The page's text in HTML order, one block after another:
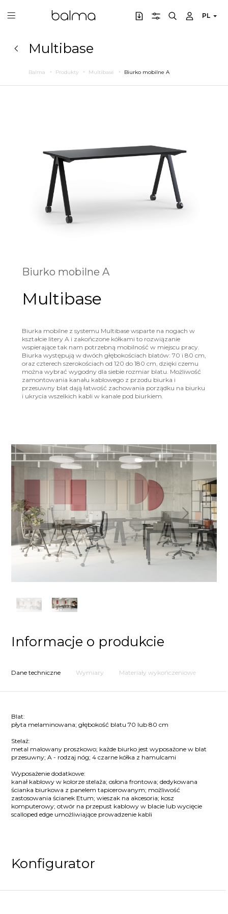
PL
Multibase
Balma Produkty Multibase Biurko mobilne A
Biurko mobilne A
Multibase
Biurka mobilne z systemu Multibase wsparte na nogach w
kształcie litery A i zakończone kółkami to rozwiązanie
wspierające tak nam potrzebną mobilność w miejscu pracy.
Biurka występują w dwóch głębokościach blatów: 70 i 80 cm,
oraz czterech szerokościach od 120 do 180 cm, dzięki czemu
można wybrać wygodny dla siebie rozmiar blatu. Możliwość
zamontowania kanału kablowego z przodu biurka i
przesuwny blat dają łatwość zachowania porządku na biurku
i ukrycia wszelkich kabli w kanale pod biurkiem.
Poprzedni Następny
Informacje o produkcie
Dane techniczne Wymiary Materiały wykończeniowe
Blat:
płyta melaminowana; głębokość blatu 70 lub 80 cm
Stelaż:
metal malowany proszkowo; każde biurko jest wyposażone w blat
przesuwny; A - rodzaj nóg; 4 czarne kółka z hamulcami
Wyposażenie dodatkowe:
kanał kablowy w kolorze stelaża; osłona frontowa; dedykowana
ścianka biurkowa z panelem tapicerowanym; możliwość
zastosowania ścianek Etum; wieszak na akcesoria; kosz
komputerowy; otwór na przepust kablowy w blacie lub wycięcie
scalloped edge umożliwiające prowadzenie kabli
Konfigurator